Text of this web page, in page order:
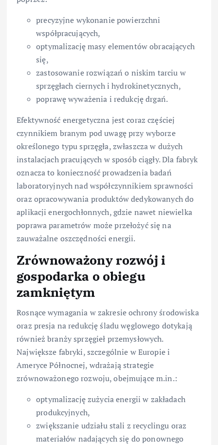
precyzyjne wykonanie powierzchni
współpracujących,
optymalizację masy elementów obracających
się,
zastosowanie rozwiązań o niskim tarciu w
sprzęgłach ciernych i hydrokinetycznych,
poprawę wyważenia i redukcję drgań.
Efektywność energetyczna jest coraz częściej
czynnikiem branym pod uwagę przy wyborze
określonego typu sprzęgła, zwłaszcza w dużych
instalacjach pracujących w sposób ciągły. Dla fabryk
oznacza to konieczność prowadzenia badań
laboratoryjnych nad współczynnikiem sprawności
oraz opracowywania produktów dedykowanych do
aplikacji energochłonnych, gdzie nawet niewielka
poprawa parametrów może przełożyć się na
zauważalne oszczędności energii.
Zrównoważony rozwój i
gospodarka o obiegu
zamkniętym
Rosnące wymagania w zakresie ochrony środowiska
oraz presja na redukcję śladu węglowego dotykają
również branży sprzęgieł przemysłowych.
Największe fabryki, szczególnie w Europie i
Ameryce Północnej, wdrażają strategie
zrównoważonego rozwoju, obejmujące m.in.:
optymalizację zużycia energii w zakładach
produkcyjnych,
zwiększanie udziału stali z recyclingu oraz
materiałów nadających się do ponownego